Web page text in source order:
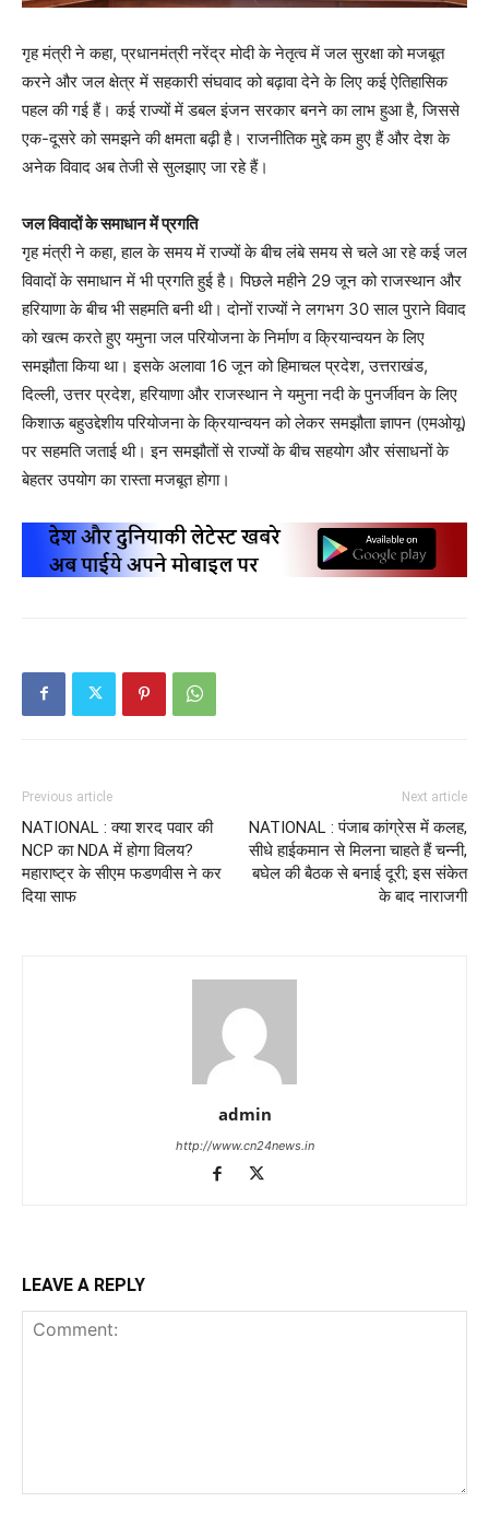
गृह मंत्री ने कहा, प्रधानमंत्री नरेंद्र मोदी के नेतृत्व में जल सुरक्षा को मजबूत
करने और जल क्षेत्र में सहकारी संघवाद को बढ़ावा देने के लिए कई ऐतिहासिक
पहल की गई हैं। कई राज्यों में डबल इंजन सरकार बनने का लाभ हुआ है, जिससे
एक-दूसरे को समझने की क्षमता बढ़ी है। राजनीतिक मुद्दे कम हुए हैं और देश के
अनेक विवाद अब तेजी से सुलझाए जा रहे हैं।
जल विवादों के समाधान में प्रगति
गृह मंत्री ने कहा, हाल के समय में राज्यों के बीच लंबे समय से चले आ रहे कई जल
विवादों के समाधान में भी प्रगति हुई है। पिछले महीने 29 जून को राजस्थान और
हरियाणा के बीच भी सहमति बनी थी। दोनों राज्यों ने लगभग 30 साल पुराने विवाद
को खत्म करते हुए यमुना जल परियोजना के निर्माण व क्रियान्वयन के लिए
समझौता किया था। इसके अलावा 16 जून को हिमाचल प्रदेश, उत्तराखंड,
दिल्ली, उत्तर प्रदेश, हरियाणा और राजस्थान ने यमुना नदी के पुनर्जीवन के लिए
किशाऊ बहुउद्देशीय परियोजना के क्रियान्वयन को लेकर समझौता ज्ञापन (एमओयू)
पर सहमति जताई थी। इन समझौतों से राज्यों के बीच सहयोग और संसाधनों के
बेहतर उपयोग का रास्ता मजबूत होगा।
Previous article
NATIONAL : क्या शरद पवार की
NCP का NDA में होगा विलय?
महाराष्ट्र के सीएम फडणवीस ने कर
दिया साफ
Next article
NATIONAL : पंजाब कांग्रेस में कलह,
सीधे हाईकमान से मिलना चाहते हैं चन्नी,
बघेल की बैठक से बनाई दूरी; इस संकेत
के बाद नाराजगी
admin
http://www.cn24news.in
LEAVE A REPLY